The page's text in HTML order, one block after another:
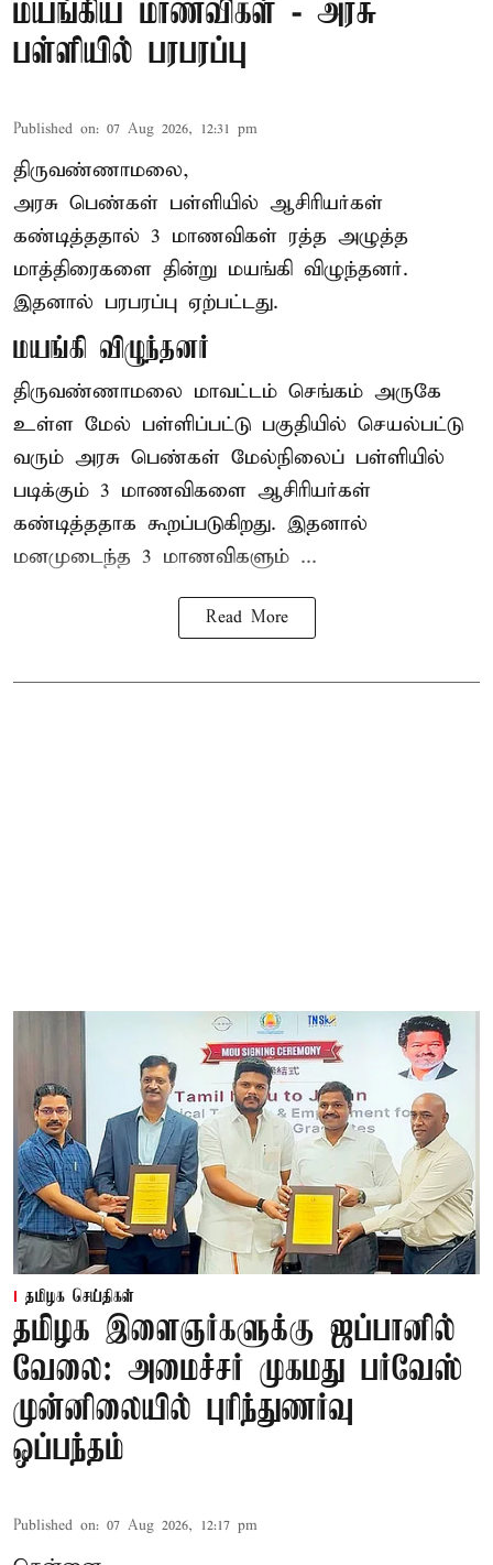
மயங்கிய மாணவிகள் - அரசு
பள்ளியில் பரபரப்பு
Published on: 07 Aug 2026, 12:31 pm
திருவண்ணாமலை,
அரசு பெண்கள் பள்ளியில் ஆசிரியர்கள்
கண்டித்ததால் 3 மாணவிகள் ரத்த அழுத்த
மாத்திரைகளை தின்று மயங்கி விழுந்தனர்.
இதனால் பரபரப்பு ஏற்பட்டது.
மயங்கி விழுந்தனர்
திருவண்ணாமலை மாவட்டம் செங்கம் அருகே
உள்ள மேல் பள்ளிப்பட்டு பகுதியில் செயல்பட்டு
வரும் அரசு பெண்கள் மேல்நிலைப் பள்ளியில்
படிக்கும் 3 மாணவிகளை ஆசிரியர்கள்
கண்டித்ததாக கூறப்படுகிறது. இதனால்
மனமுடைந்த 3 மாணவிகளும் ...
Read More
தமிழக செய்திகள்
தமிழக இளைஞர்களுக்கு ஜப்பானில்
வேலை: அமைச்சர் முகமது பர்வேஸ்
முன்னிலையில் புரிந்துணர்வு
ஒப்பந்தம்
Published on: 07 Aug 2026, 12:17 pm